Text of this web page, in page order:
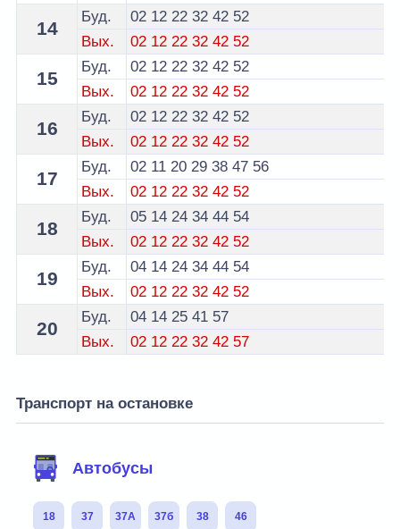
14
Буд. 02 12 22 32 42 52
Вых.
02 12 22 32 42 52
15
Буд. 02 12 22 32 42 52
Вых.
02 12 22 32 42 52
16
Буд. 02 12 22 32 42 52
Вых.
02 12 22 32 42 52
17
Буд. 02 11 20 29 38 47 56
Вых.
02 12 22 32 42 52
18
Буд. 05 14 24 34 44 54
Вых.
02 12 22 32 42 52
19
Буд. 04 14 24 34 44 54
Вых.
02 12 22 32 42 52
20
Буд. 04 14 25 41 57
Вых.
02 12 22 32 42 57
Транспорт на остановке
Автобусы
18 37 37А 37б 38 46